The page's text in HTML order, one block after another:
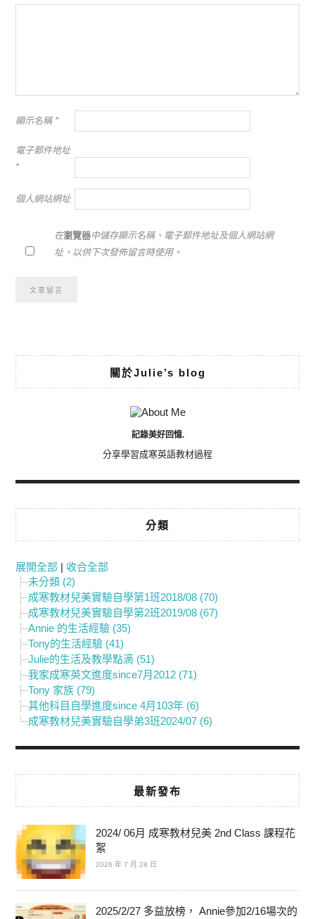
顯示名稱 *
電子郵件地址
*
個人網站網址
在瀏覽器中儲存顯示名稱、電子郵件地址及個人網站網
址，以供下次發佈留言時使用。
關於Julie’s blog
記錄美好回憶.
分享學習成寒英語教材過程
分類
展開全部 | 收合全部
未分類 (2)
成寒教材兒美實驗自學第1班2018/08 (70)
成寒教材兒美實驗自學第2班2019/08 (67)
Annie 的生活經驗 (35)
Tony的生活經驗 (41)
Julie的生活及教學點滴 (51)
我家成寒英文進度since7月2012 (71)
Tony 家族 (79)
其他科目自學進度since 4月103年 (6)
成寒教材兒美實驗自學弟3班2024/07 (6)
最新發布
2024/ 06月 成寒教材兒美 2nd Class 課程花
絮
2026 年 7 月 28 日
2025/2/27 多益放榜， Annie參加2/16場次的